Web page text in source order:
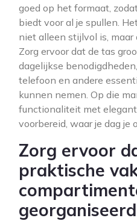
goed op het formaat,
biedt voor al je spullen.
niet alleen stijlvol is,
Zorg ervoor dat de tas
dagelijkse
telefoon en andere
kunnen nemen. Op die
functionaliteit met
voorbereid, waar je dag je
Zorg ervoor
praktische